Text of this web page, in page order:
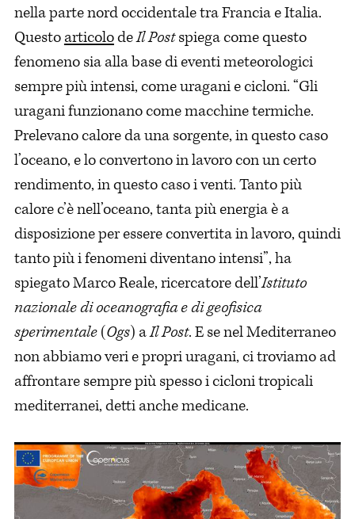
nella parte nord occidentale tra Francia e Italia.
QuestoarticolodeIl Postspiega come questo
fenomeno sia alla base di eventi meteorologici
sempre più intensi, come uragani e cicloni. “Gli
uragani funzionano come macchine termiche.
Prelevano calore da una sorgente, in questo caso
l’oceano, e lo convertono in lavoro con un certo
rendimento, in questo caso i venti. Tanto più
calore c’è nell’oceano, tanta più energia è a
disposizione per essere convertita in lavoro, quindi
tanto più i fenomeni diventano intensi”, ha
spiegato Marco Reale, ricercatore dell’Istituto
nazionale di oceanografia e di geofisica
sperimentale(Ogs) aIl Post. E se nel Mediterraneo
non abbiamo veri e propri uragani, ci troviamo ad
affrontare sempre più spesso i cicloni tropicali
mediterranei, detti anche medicane.